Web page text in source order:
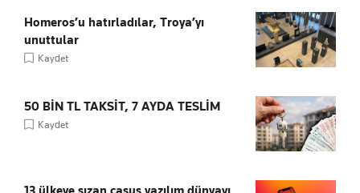
Homeros’u hatırladılar, Troya’yı
unuttular
Kaydet
50 BİN TL TAKSİT, 7 AYDA TESLİM
Kaydet